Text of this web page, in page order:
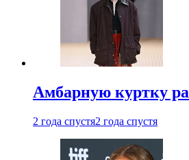
Амбарную куртку
2 года спустя2 года спустя